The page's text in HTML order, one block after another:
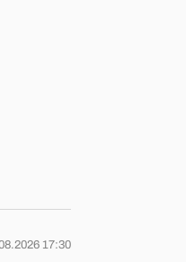
17:30